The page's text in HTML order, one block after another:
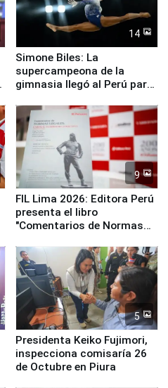
14
Simone Biles: La
supercampeona de la
gimnasia llegó al Perú para
Panamericanos Lima 2027
9
FIL Lima 2026: Editora Perú
presenta el libro
"Comentarios de Normas
Derecho Colectivo"
5
Presidenta Keiko Fujimori,
inspecciona comisaría 26
de Octubre en Piura